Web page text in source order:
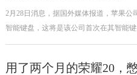
2月28日消息，据国外媒体报道，苹果公
智能键盘，这将是该公司首次在其智能
用了两个月的荣耀20，